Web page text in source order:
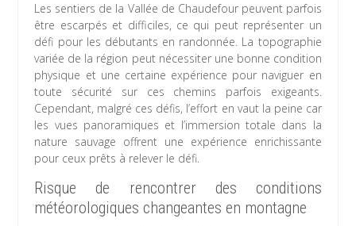
Les sentiers de la Vallée de Chaudefour peuvent parfois
être escarpés et difficiles, ce qui peut représenter un
défi pour les débutants en randonnée. La topographie
variée de la région peut nécessiter une bonne condition
physique et une certaine expérience pour naviguer en
toute sécurité sur ces chemins parfois exigeants.
Cependant, malgré ces défis, l’effort en vaut la peine car
les vues panoramiques et l’immersion totale dans la
nature sauvage offrent une expérience enrichissante
pour ceux prêts à relever le défi.
Risque de rencontrer des conditions
météorologiques changeantes en montagne